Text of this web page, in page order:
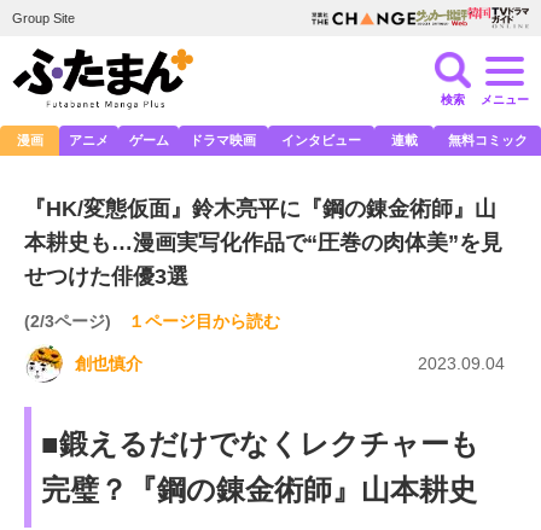
Group Site
検索 メニュー
漫画 アニメ ゲーム ドラマ映画 インタビュー 連載 無料コミック
『HK/変態仮面』鈴木亮平に『鋼の錬金術師』山
本耕史も…漫画実写化作品で“圧巻の肉体美”を見
せつけた俳優3選
(2/3ページ) １ページ目から読む
創也慎介 2023.09.04
■鍛えるだけでなくレクチャーも
完璧？『鋼の錬金術師』山本耕史